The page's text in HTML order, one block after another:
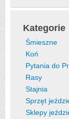
Kategorie
Śmieszne
Koń
Pytania do
Rasy
Stajnia
Sprzęt
Sklepy